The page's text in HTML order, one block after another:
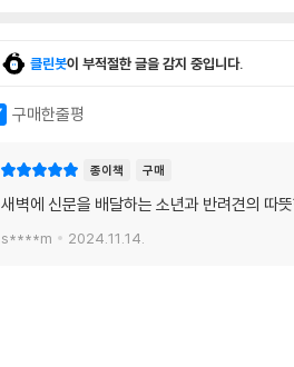
클린봇이 부적절한 글을 감지 중입니다.
구매한줄평
종이책 구매
새벽에 신문을 배달하는 소년과 반려견의 따
s****m 2024.11.14.